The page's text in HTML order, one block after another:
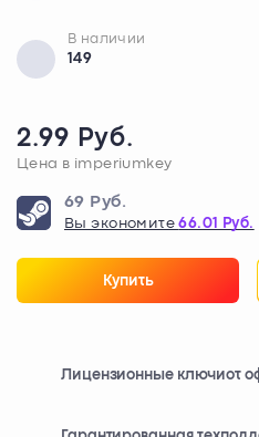
В наличии
149
2.99 Руб.
Цена в imperiumkey
69 Руб.
Вы экономите66.01 Руб.
Купить
Лицензионные ключиот